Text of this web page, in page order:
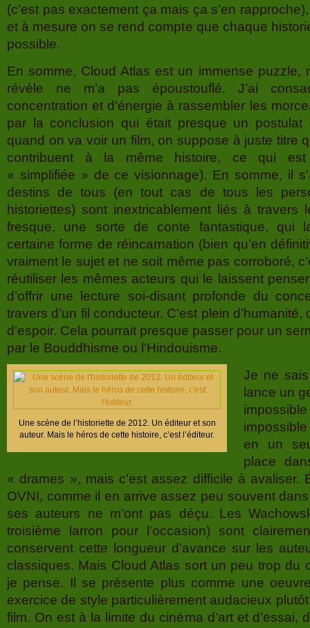
(c’est pas exactement ça mais ça s’en
et à mesure on se rend compte que chaque
possible.
En somme, Cloud Atlas est un immense puzzle,
révèle ne m’a pas époustouflé. J’ai
concentration et d’énergie à rassembler les
par la conclusion qui était presque un postulat
quand on va voir un film, on suppose à juste titre
contribuent à la même histoire, ce qui
« simplifiée » de ce visionnage). En somme, il
destins de tous (en tout cas de tous les
historiettes) sont inextricablement liés à travers
fresque, une sorte de conte fantastique, qui
certaine forme de réincarnation (bien qu’en
vraiment le sujet et ne soit même pas corroboré,
réutiliser les mêmes acteurs qui le laissent
d’offrir une lecture soi-disant profonde du
travers d’un fil conducteur. C’est plein
d’espoir. Cela pourrait presque passer pour un
par le Bouddhisme ou l’Hindouisme.
Une scène de l’historiette de 2012. Un éditeur et son
auteur. Mais le héros de cette histoire, c’est l’éditeur.
Je ne
lance un
en un
place
« drames », mais c’est assez difficile à avaliser.
OVNI, comme il en arrive assez peu souvent
ses auteurs ne m’ont pas déçu. Les
troisième larron pour l’occasion) sont
conservent cette longueur d’avance sur les
classiques. Mais Cloud Atlas sort un peu trop du
je pense. Il se présente plus comme une oeuvre
exercice de style particulièrement audacieux
film. On est à la limite du cinéma d’art et d’essai,